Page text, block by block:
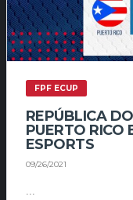
FPF ECUP
REPÚBLICA
PUERTO RICO
ESPORTS
09/26/2021